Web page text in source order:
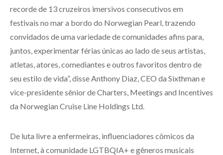
recorde de 13 cruzeiros imersivos consecutivos em
festivais no mar a bordo do Norwegian Pearl, trazendo
convidados de uma variedade de comunidades afins para,
juntos, experimentar férias únicas ao lado de seus artistas,
atletas, atores, comediantes e outros favoritos dentro de
seu estilo de vida”, disse Anthony Diaz, CEO da Sixthman e
vice-presidente sênior de Charters, Meetings and Incentives
da Norwegian Cruise Line Holdings Ltd.
De luta livre a enfermeiras, influenciadores cômicos da
Internet, à comunidade LGTBQIA+ e gêneros musicais